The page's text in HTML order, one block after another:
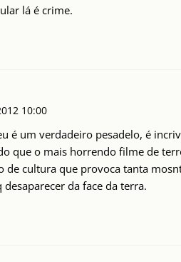
lá é crime.
10:00
é um verdadeiro pesadelo, é
que o mais horrendo filme de
de cultura que provoca tanta
da face da terra.